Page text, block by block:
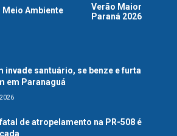
Meio Ambiente
Verão Maior
Paraná 2026
invade santuário, se benze e furta
em Paranaguá
de atropelamento na PR-508 é